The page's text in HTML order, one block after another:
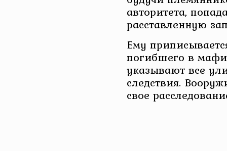
авторитета,
расставленную
Ему
погибшего в
указывают все
следствия.
свое